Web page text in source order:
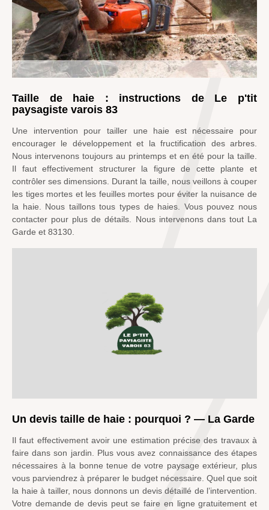
Taille de haie : instructions de Le p'tit
paysagiste varois 83
Une intervention pour tailler une haie est nécessaire pour
encourager le développement et la fructification des arbres.
Nous intervenons toujours au printemps et en été pour la taille.
Il faut effectivement structurer la figure de cette plante et
contrôler ses dimensions. Durant la taille, nous veillons à couper
les tiges mortes et les feuilles mortes pour éviter la nuisance de
la haie. Nous taillons tous types de haies. Vous pouvez nous
contacter pour plus de détails. Nous intervenons dans tout La
Garde et 83130.
Un devis taille de haie : pourquoi ? — La Garde
Il faut effectivement avoir une estimation précise des travaux à
faire dans son jardin. Plus vous avez connaissance des étapes
nécessaires à la bonne tenue de votre paysage extérieur, plus
vous parviendrez à préparer le budget nécessaire. Quel que soit
la haie à tailler, nous donnons un devis détaillé de l’intervention.
Votre demande de devis peut se faire en ligne gratuitement et